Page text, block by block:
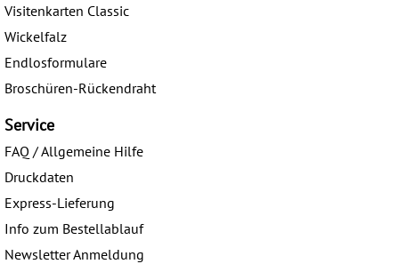
Visitenkarten Classic
Wickelfalz
Endlosformulare
Broschüren-Rückendraht
Service
FAQ / Allgemeine Hilfe
Druckdaten
Express-Lieferung
Info zum Bestellablauf
Newsletter Anmeldung